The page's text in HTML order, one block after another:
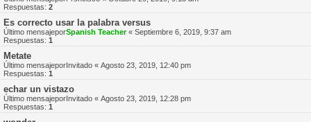
Respuestas: 2
Es correcto usar la palabra versus
Último mensajeporSpanish Teacher« Septiembre 6, 2019, 9:37 am
Respuestas: 1
Metate
Último mensajeporInvitado « Agosto 23, 2019, 12:40 pm
Respuestas: 1
echar un vistazo
Último mensajeporInvitado « Agosto 23, 2019, 12:28 pm
Respuestas: 1